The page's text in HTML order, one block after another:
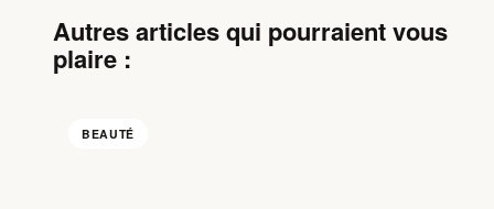
Autres articles qui pourraient vous
plaire :
BEAUTÉ